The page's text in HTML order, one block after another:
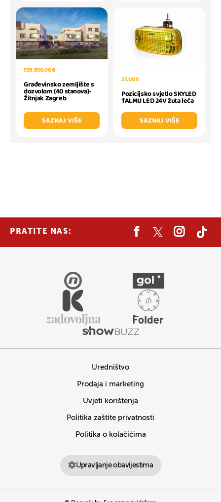
539.850,00 €
Građevinsko zemljište s
dozvolom (40 stanova)-
Žitnjak Zagreb
SAZNAJ VIŠE
27,00 €
Pozicijsko svjetlo SKYLED
TALMU LED 24V žuta leća
SAZNAJ VIŠE
PRATITE NAS:
Uredništvo
Prodaja i marketing
Uvjeti korištenja
Politika zaštite privatnosti
Politika o kolačićima
Upravljanje obavijestima